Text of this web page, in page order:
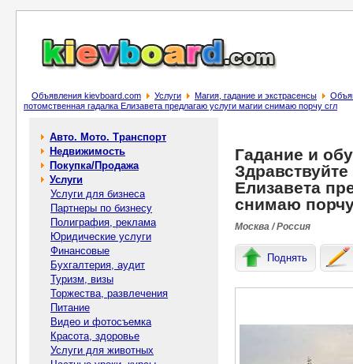
Объявления kievboard.com Услуги Магия, гадание и экстрасенсы
потомственная гадалка Елизавета предлагаю услуги магии снимаю порчу сгл
Авто. Мото. Транспорт
Недвижимость
Покупка/Продажа
Услуги
Услуги для бизнеса
Партнеры по бизнесу
Полиграфия, реклама
Юридические услуги
Финансовые
Бухгалтерия, аудит
Туризм, визы
Торжества, развлечения
Питание
Видео и фотосъемка
Красота, здоровье
Услуги для животных
Гадание и
Елизавета
снимаю
Москва / Россия
Поднять